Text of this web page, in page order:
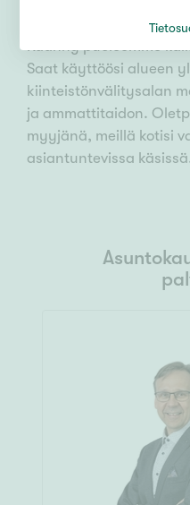
Käänny puoleemme
Saat käyttöösi alueen
kiinteistönvälitysalan
ja ammattitaidon.
myyjänä, meillä kotisi
asiantuntevissa